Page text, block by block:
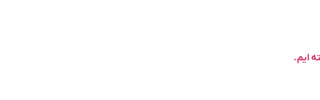
ایم.